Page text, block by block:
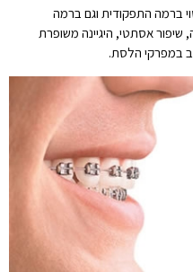
ברמה התפקודית וגם ברמה
אסתטי, היגיינה משופרת
במפרקי הלסת.